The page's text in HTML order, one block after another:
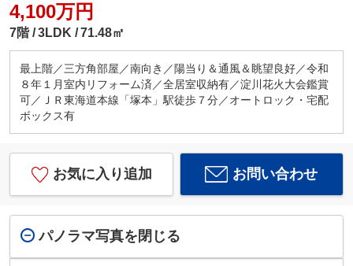
4,100万円
7階 3LDK 71.48㎡
最上階／三方角部屋／南向き／陽当り＆通風＆眺望良好／令和
８年１月室内リフォーム済／全居室収納有／淀川花火大会鑑賞
可／ＪＲ東海道本線「塚本」駅徒歩７分／オートロック・宅配
ボックス有
お気に入り追加 お問い合わせ
パノラマ写真を閉じる